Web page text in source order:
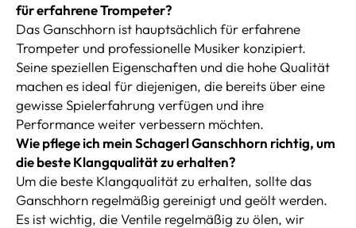
für erfahrene Trompeter?
Das Ganschhorn ist hauptsächlich für erfahrene
Trompeter und professionelle Musiker konzipiert.
Seine speziellen Eigenschaften und die hohe Qualität
machen es ideal für diejenigen, die bereits über eine
gewisse Spielerfahrung verfügen und ihre
Performance weiter verbessern möchten.
Wie pflege ich mein Schagerl Ganschhorn richtig, um
die beste Klangqualität zu erhalten?
Um die beste Klangqualität zu erhalten, sollte das
Ganschhorn regelmäßig gereinigt und geölt werden.
Es ist wichtig, die Ventile regelmäßig zu ölen, wir